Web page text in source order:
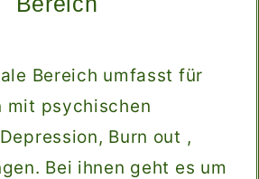
Bereich umfasst für
mit psychischen
Burn out ,
Bei ihnen geht es um